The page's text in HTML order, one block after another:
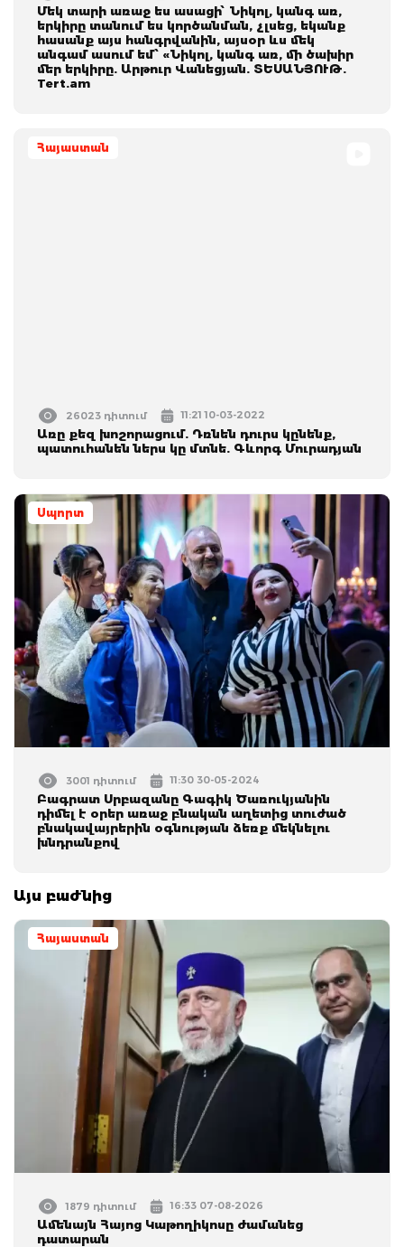
Մեկ տարի առաջ ես ասացի՝ Նիկոլ, կանգ առ,
երկիրը տանում ես կործանման, չլսեց, եկանք
հասանք այս հանգրվանին, այսօր ևս մեկ
անգամ ասում եմ՝ «Նիկոլ, կանգ առ, մի ծախիր
մեր երկիրը. Արթուր Վանեցյան. ՏԵՍԱՆՅՈՒԹ.
Tert.am
Հայաստան
26023 դիտում 11:21 10-03-2022
Առը քեզ խոշորացում. Դռնեն դուրս կընենք,
պատուհանեն ներս կը մտնե. Գևորգ Մուրադյան
Սպորտ
3001 դիտում 11:30 30-05-2024
Բագրատ Սրբազանը Գագիկ Ծառուկյանին
դիմել է օրեր առաջ բնական աղետից տուժած
բնակավայրերին օգնության ձեռք մեկնելու
խնդրանքով
Այս բաժնից
Հայաստան
1879 դիտում 16:33 07-08-2026
Ամենայն Հայոց Կաթողիկոսը ժամանեց
դատարան